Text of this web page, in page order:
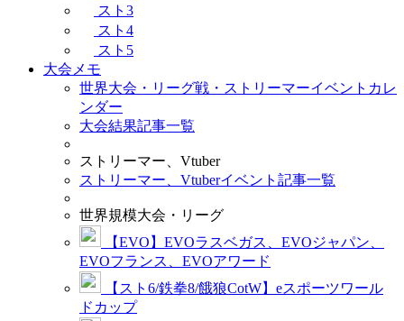
スト3
スト4
スト5
大会メモ
世界大会・リーグ戦・ストリーマーイベントカレ
ンダー
大会結果記事一覧
ストリーマー、Vtuber
ストリーマー、Vtuberイベント記事一覧
世界規模大会・リーグ
【EVO】EVOラスベガス、EVOジャパン、
EVOフランス、EVOアワード
【スト6/鉄拳8/餓狼CotW】eスポーツワール
ドカップ